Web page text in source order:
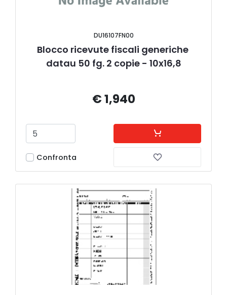
DU16107FN00
Blocco ricevute fiscali generiche
datau 50 fg. 2 copie - 10x16,8
€ 1,940
Confronta